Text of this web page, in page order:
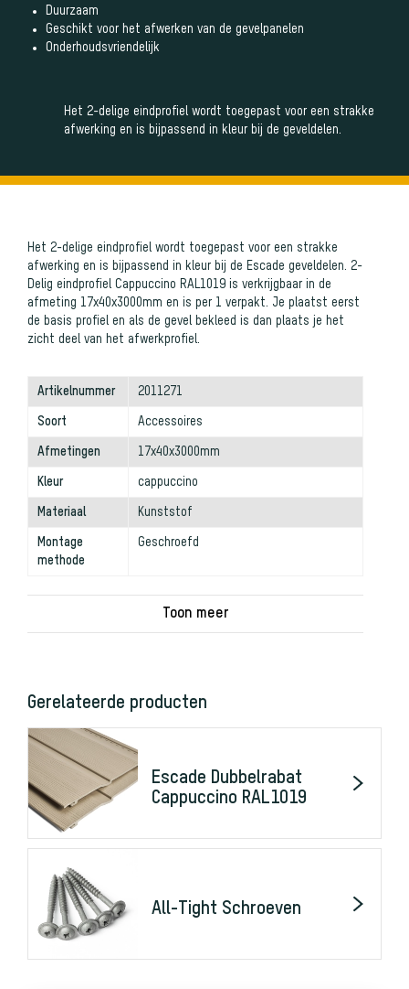
Duurzaam
Geschikt voor het afwerken van de gevelpanelen
Onderhoudsvriendelijk
Het 2-delige eindprofiel wordt toegepast voor een strakke
afwerking en is bijpassend in kleur bij de geveldelen.
Het 2-delige eindprofiel wordt toegepast voor een strakke
afwerking en is bijpassend in kleur bij de Escade geveldelen. 2-
Delig eindprofiel Cappuccino RAL1019 is verkrijgbaar in de
afmeting 17x40x3000mm en is per 1 verpakt. Je plaatst eerst
de basis profiel en als de gevel bekleed is dan plaats je het
zicht deel van het afwerkprofiel.
Artikelnummer 2011271
Soort Accessoires
Afmetingen 17x40x3000mm
Kleur cappuccino
Materiaal Kunststof
Montage
methode
Geschroefd
Gerelateerde producten
Escade Dubbelrabat
Cappuccino RAL1019
All-Tight Schroeven